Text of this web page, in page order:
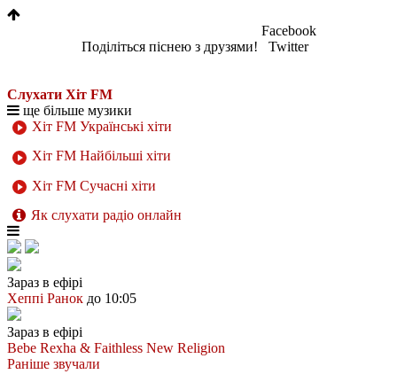
Поділіться піснею з друзями!
Facebook
Twitter
Слухати Хіт FM
ще більше музики
Хіт FM Українські хіти
Хіт FM Найбільші хіти
Хіт FM Сучасні хіти
Як слухати радіо онлайн
Зараз в ефірі
Хеппі Ранок до 10:05
Зараз в ефірі
Bebe Rexha & Faithless New Religion
Раніше звучали